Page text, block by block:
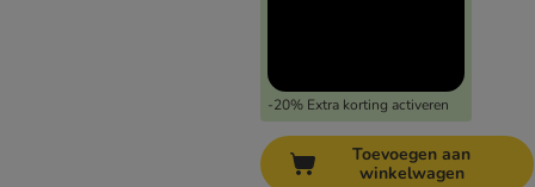
-20% Extra korting activeren
Toevoegen aan
winkelwagen